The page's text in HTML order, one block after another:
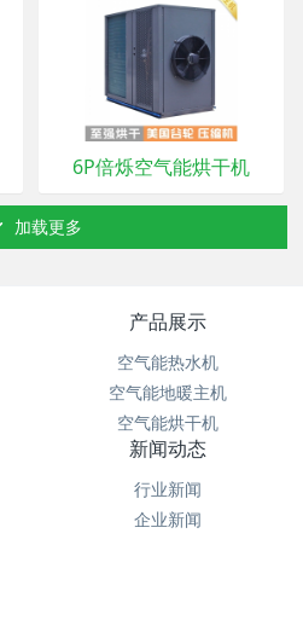
6P倍烁空气能烘干机
加载更多
产品展示
空气能热水机
空气能地暖主机
空气能烘干机
新闻动态
行业新闻
企业新闻